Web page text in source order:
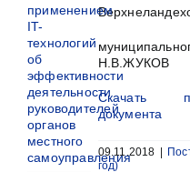
Н.В.ЖУКОВ
Скачать
документа
09.11.2018
год)
применением
IT-
технологий
об
эффективности
деятельности
руководителей
органов
местного
самоуправления